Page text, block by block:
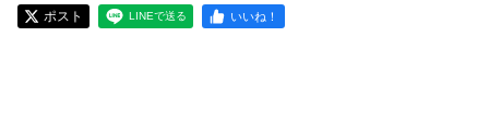
ポスト LINEで送る いいね！